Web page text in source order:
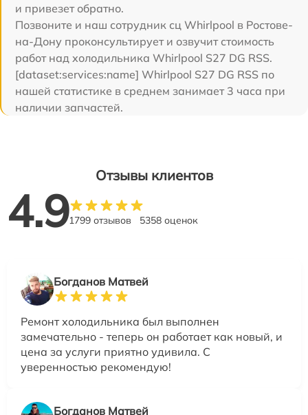
и привезет обратно.
Позвоните и наш сотрудник сц Whirlpool в Ростове-
на-Дону проконсультирует и озвучит стоимость
работ над холодильника Whirlpool S27 DG RSS.
[dataset:services:name] Whirlpool S27 DG RSS по
нашей статистике в среднем занимает 3 часа при
наличии запчастей.
Отзывы клиентов
4.91799 отзывов 5358 оценок
Богданов Матвей
Ремонт холодильника был выполнен
замечательно - теперь он работает как новый, и
цена за услуги приятно удивила. С
уверенностью рекомендую!
Богданов Матвей